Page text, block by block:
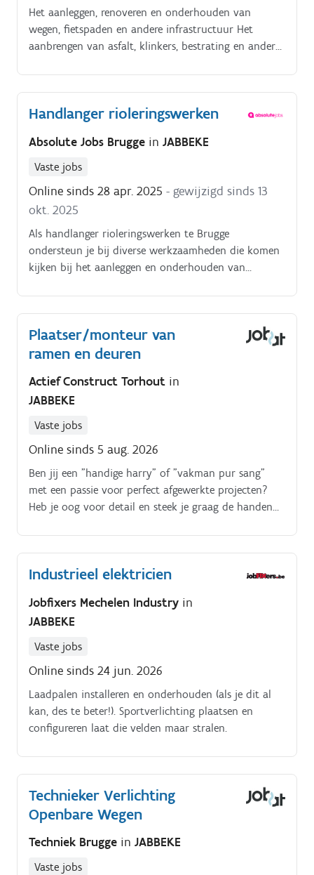
Het aanleggen, renoveren en onderhouden van
wegen, fietspaden en andere infrastructuur Het
aanbrengen van asfalt, klinkers, bestrating en andere
van funderingen, rioleringen en kabels Het verhelpen
van schade aan verhardingen, zoals het vervangen
asfaltwegen Het voorbereiden en opruimen van de
werkplek, zorgen voor een veilige werkomgeving Het
graafmachines en trilstampers Het uitvoeren van
kwaliteitscontroles en het naleven van de veiligheids-
en milieuvoorschriften Het uitvoeren van kleine
onderhoudswerkzaamheden aan gereedschappen en
machines
Handlanger rioleringswerken
Absolute Jobs Brugge in JABBEKE
Vaste jobs
Online sinds 28 apr. 2025 - gewijzigd sinds 13
okt. 2025
Als handlanger rioleringswerken te Brugge
ondersteun je bij diverse werkzaamheden die komen
kijken bij het aanleggen en onderhouden van
vakmensen en zorgt ervoor dat projecten efficiënt en
volgens planning verlopen.
Plaatser/monteur van
ramen en deuren
Actief Construct Torhout in
JABBEKE
Vaste jobs
Online sinds 5 aug. 2026
Ben jij een "handige harry" of "vakman pur sang"
met een passie voor perfect afgewerkte projecten?
Heb je oog voor detail en steek je graag de handen
Industrieel elektricien
Jobfixers Mechelen Industry in
JABBEKE
Vaste jobs
Online sinds 24 jun. 2026
Laadpalen installeren en onderhouden (als je dit al
kan, des te beter!). Sportverlichting plaatsen en
configureren laat die velden maar stralen.
Technieker Verlichting
Openbare Wegen
Techniek Brugge in JABBEKE
Vaste jobs